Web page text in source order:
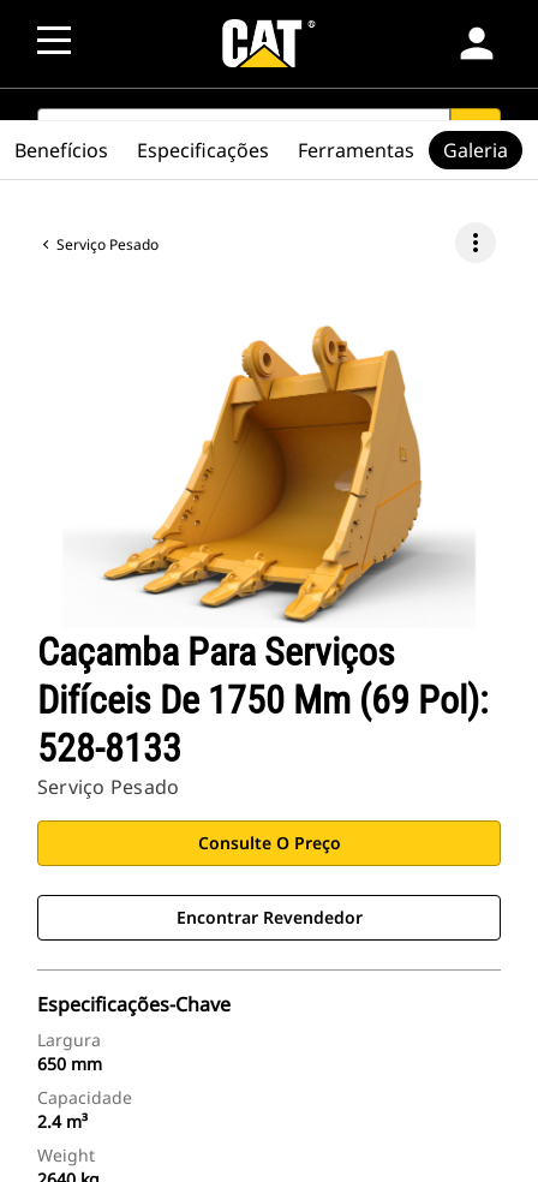
person
SEARCH search
Serviço Pesado more_vert
Caçamba Para Serviços
Difíceis De 1750 Mm (69 Pol):
528-8133
Serviço Pesado
Consulte O Preço
Encontrar Revendedor
Especificações-Chave
Largura
650 mm
Capacidade
2.4 m³
Weight
Benefícios Especificações Ferramentas Galeria